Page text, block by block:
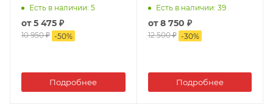
Есть в наличии: 5
от5 475 ₽
10 950 ₽ -50%
Подробнее
Есть в наличии: 39
от8 750 ₽
12 500 ₽ -30%
Подробнее